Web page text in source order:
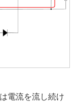
電流を流し続け